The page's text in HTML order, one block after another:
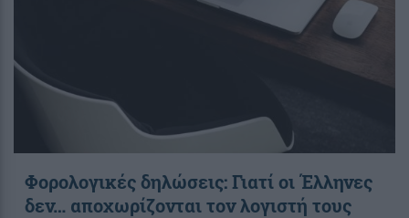
Φορολογικές δηλώσεις: Γιατί οι Έλληνες
δεν… αποχωρίζονται τον λογιστή τους